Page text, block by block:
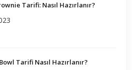
Tarifi: Nasıl Hazırlanır?
Tarifi Nasıl Hazırlanır?